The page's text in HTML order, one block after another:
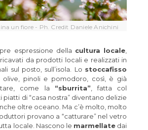
un fiore - Ph. Credit Daniele Anichini
espressione della cultura locale
da prodotti locali e realizzati in
sul posto, sull’isola. Lo stoccafisso
olive, pinoli e pomodoro, così, è già
come la “sburrita” , fatta col
piatti di “casa nostra” diventano delizie
oltre oceano. Ma c’è molto, molto
provano a “catturare” nel vetro
locale. Nascono le marmellatedai